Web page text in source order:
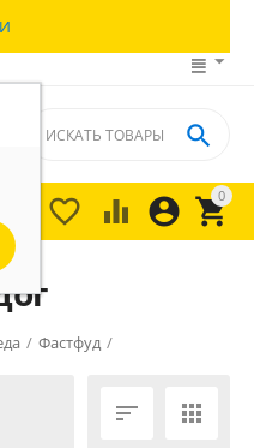
0


 

/ Фастфуд /
 